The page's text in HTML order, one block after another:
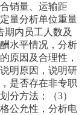
销量、运输距
量分析单位重量
期内员工人数及
水平情况，分析
原因及合理性，
明原因，说明研
是否存在非专职
分方法；（3）
公允性，分析电